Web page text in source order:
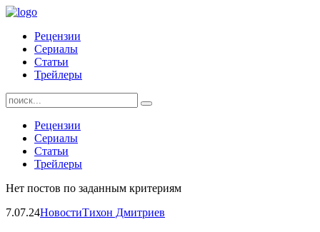
Skip
contentРецензии
Сериалы
Статьи
Трейлеры
Найти:
Рецензии
Сериалы
Статьи
Трейлеры
Нет постов по заданным критериям
7.07.24НовостиТихон Дмитриев